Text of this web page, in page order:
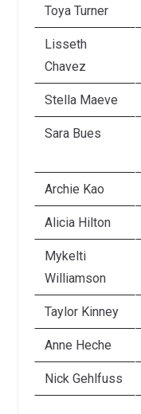
Toya Turner
Lisseth
Chavez
Stella Maeve
Sara Bues
Archie Kao
Alicia Hilton
Mykelti
Williamson
Taylor Kinney
Anne Heche
Nick Gehlfuss